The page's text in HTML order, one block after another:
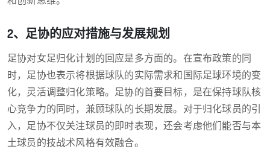
2、足协的应对措施与发展规划
足协对女足归化计划的回应是多方面的。在宣布政策的同
时，足协也表示将根据球队的实际需求和国际足球环境的变
化，灵活调整归化策略。足协的首要目标，是在保持球队核
心竞争力的同时，兼顾球队的长期发展。对于归化球员的引
入，足协不仅关注球员的即时表现，还会考虑他们能否与本
土球员的技战术风格有效融合。